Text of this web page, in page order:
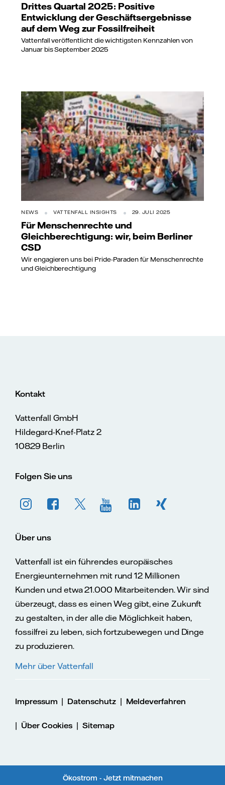
Drittes Quartal 2025: Positive
Entwicklung der Geschäftsergebnisse
auf dem Weg zur Fossilfreiheit
Vattenfall veröffentlicht die wichtigsten Kennzahlen von
Januar bis September 2025
NEWS VATTENFALL INSIGHTS 29. JULI 2025
Für Menschenrechte und
Gleichberechtigung: wir, beim Berliner
CSD
Wir engagieren uns bei Pride-Paraden für Menschenrechte
und Gleichberechtigung
Ökostrom - Jetzt mitmachen
Kontakt
Vattenfall GmbH
Hildegard-Knef-Platz 2
10829 Berlin
Folgen Sie uns
Über uns
Vattenfall ist ein führendes europäisches
Energieunternehmen mit rund 12 Millionen
Kunden und etwa 21.000 Mitarbeitenden. Wir sind
überzeugt, dass es einen Weg gibt, eine Zukunft
zu gestalten, in der alle die Möglichkeit haben,
fossilfrei zu leben, sich fortzubewegen und Dinge
zu produzieren.
Mehr über Vattenfall
Impressum | Datenschutz| Meldeverfahren
| Über Cookies |Sitemap